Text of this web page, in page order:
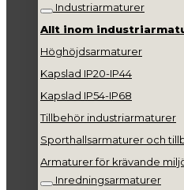
Industriarmaturer
Allt inom
Höghöjdsarmaturer
Kapslad IP20-IP44
Kapslad IP54-IP68
Tillbehör industriarmaturer
Sporthallsarmaturer och
Armaturer för krävande
Inredningsarmaturer